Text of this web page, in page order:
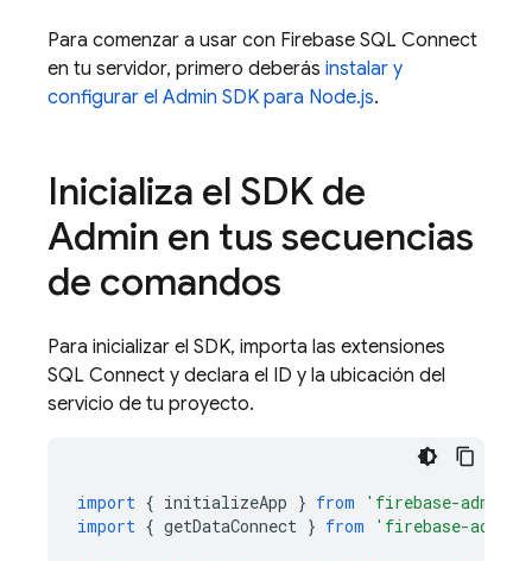
Para comenzar a usar con Firebase SQL Connect
en tu servidor, primero deberás instalar y
configurar el Admin SDK para Node.js.
Inicializa el SDK de
Admin en tus secuencias
de comandos
Para inicializar el SDK, importa las extensiones
SQL Connect y declara el ID y la ubicación del
servicio de tu proyecto.
import { initializeApp } from
'firebase-admin/
import { getDataConnect } from 'firebase-